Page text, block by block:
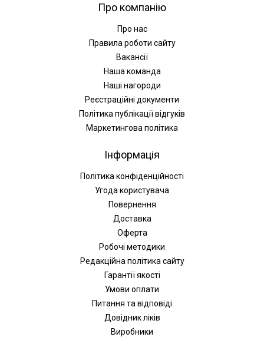
Про компанію
Про нас
Правила роботи сайту
Вакансії
Наша команда
Наші нагороди
Реєстраційні документи
Політика публікації відгуків
Маркетингова політика
Інформація
Політика конфіденційності
Угода користувача
Повернення
Доставка
Оферта
Робочі методики
Редакційна політика сайту
Гарантії якості
Умови оплати
Питання та відповіді
Довідник ліків
Виробники